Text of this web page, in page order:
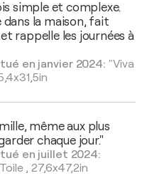
simple et complexe.
la maison, fait
rappelle les journées à
en janvier 2024: "Viva
même aux plus
chaque jour."
en juillet 2024:
,27,6x47,2in